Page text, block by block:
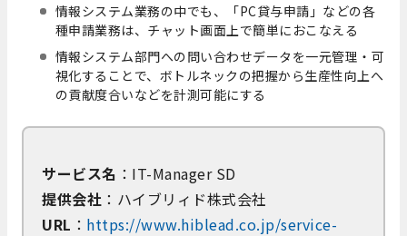
情報システム業務の中でも、「PC貸与申請」などの各
種申請業務は、チャット画面上で簡単におこなえる
情報システム部門への問い合わせデータを一元管理・可
視化することで、ボトルネックの把握から生産性向上へ
の貢献度合いなどを計測可能にする
サービス名 ：IT-Manager SD
提供会社 ：ハイブリィド株式会社
URL ： https://www.hiblead.co.jp/service-